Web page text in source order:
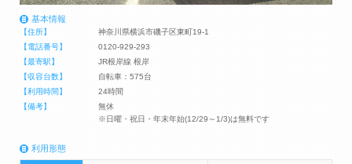
基本情報
【住所】
神奈川県横浜市磯子区東町19-1
【電話番号】
0120-929-293
【最寄駅】
JR根岸線 根岸
【収容台数】
自転車：575台
【利用時間】
24時間
【備考】
無休
※日曜・祝日・年末年始(12/29～1/3)は無料です
利用形態